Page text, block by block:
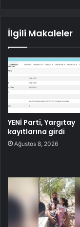
İlgili Makaleler
YENİ Parti, Yargıtay
kayıtlarına girdi
Ağustos 8, 2026